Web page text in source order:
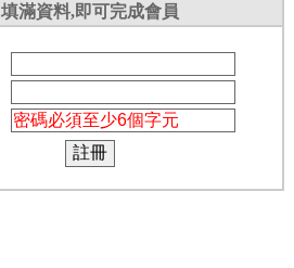
填滿資料,即可完成會員